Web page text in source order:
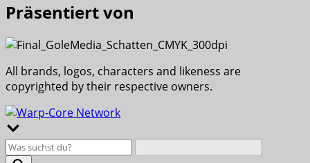
Präsentiert von
All brands, logos, characters and likeness are
copyrighted by their respective owners.